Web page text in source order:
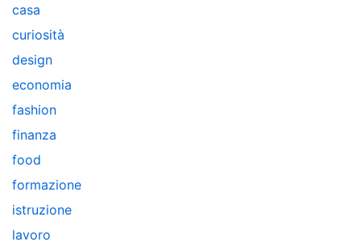
casa
curiosità
design
economia
fashion
finanza
food
formazione
istruzione
lavoro